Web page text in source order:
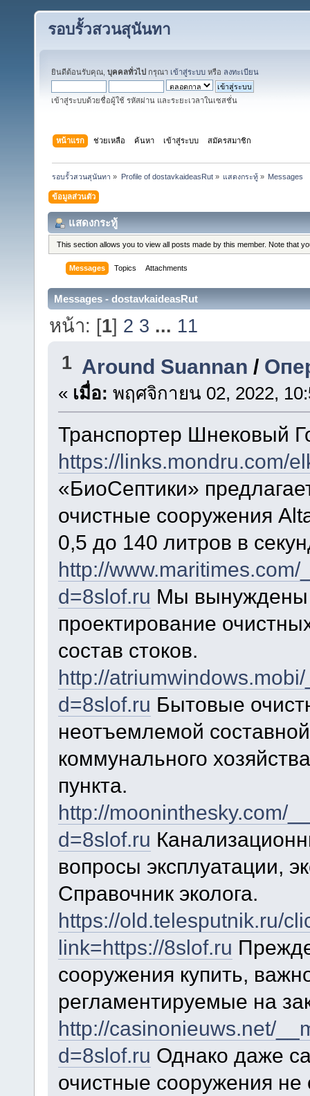
รอบรั้วสวนสุนันทา
ยินดีต้อนรับคุณ, บุคคลทั่วไป กรุณา เข้าสู่ระบบ หรือ ลงทะเบียน
เข้าสู่ระบบด้วยชื่อผู้ใช้ รหัสผ่าน และระยะเวลาในเซสชั่น
หน้าแรก ช่วยเหลือ ค้นหา เข้าสู่ระบบ สมัครสมาชิก
รอบรั้วสวนสุนันทา » Profile of dostavkaideasRut» แสดงกระทู้» Messages
ข้อมูลส่วนตัว
แสดงกระทู้
This section allows you to view all posts made by this member. Note that
Messages Topics Attachments
Messages - dostavkaideasRut
หน้า: [1] 2 3 ... 11
1 Around Suannan /
« เมื่อ: พฤศจิกายน 02, 2022,
Транспортер Шнековый
https://links.mondru.com/
«БиоСептики»
очистные сооружения
0,5 до 140 литров в
http://
d=8slof.ru Мы вынуждены
проектирование
состав стоков.
http://
d=8slof.ru Бытовые
неотъемлемой
коммунального
пункта.
http://mooninthesky.com/
d=8slof.ru
вопросы эксплуатации,
Справочник эколога.
https://old.telesputnik.ru/
link=https://8slof.ru
сооружения купить,
регламентируемые на
http://casinonieuws.net/
d=8slof.ru Однако даже
очистные сооружения